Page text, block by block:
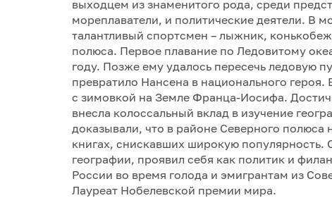
выходцем из знаменитого рода, среди
мореплаватели, и политические деятели. В
талантливый спортсмен – лыжник,
полюса. Первое плавание по Ледовитому
году. Позже ему удалось пересечь ледовую
превратило Нансена в национального
с зимовкой на Земле Франца-Иосифа.
внесла колоссальный вклад в изучение
доказывали, что в районе Северного
книгах, снискавших широкую
географии, проявил себя как политик и
России во время голода и эмигрантам из
Лауреат Нобелевской премии мира.